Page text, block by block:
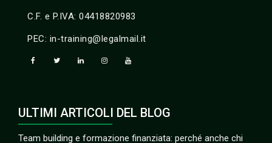
C.F. e P.IVA: 04418820983
PEC: in-training@legalmail.it
ULTIMI ARTICOLI DEL BLOG
Team building e formazione finanziata: perché anche chi